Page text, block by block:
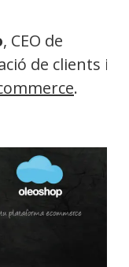
, CEO de
de clients i
.